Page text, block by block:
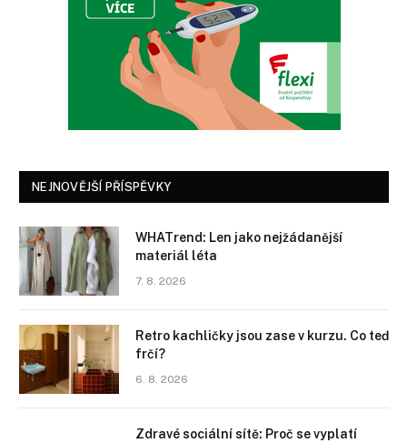
NEJNOVĚJŠÍ PŘÍSPĚVKY
WHATrend: Len jako nejžádanější
materiál léta
7. 8. 2026
Retro kachličky jsou zase v kurzu. Co teď
frčí?
6. 8. 2026
Zdravé sociální sítě: Proč se vyplatí